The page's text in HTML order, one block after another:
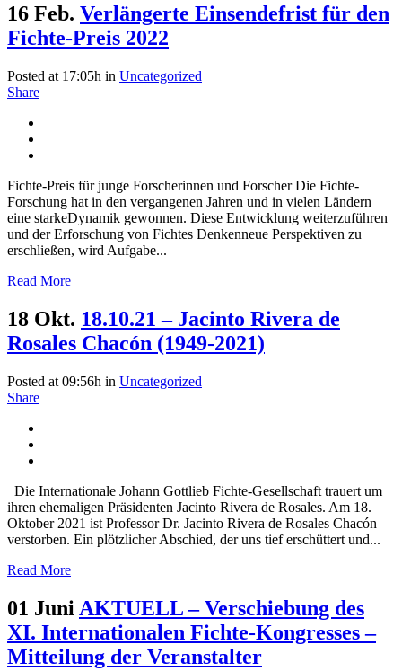
16 Feb. Verlängerte Einsendefrist für den
Fichte-Preis 2022
Posted at 17:05h in Uncategorized
Share
Fichte-Preis für junge Forscherinnen und Forscher Die Fichte-
Forschung hat in den vergangenen Jahren und in vielen Ländern
eine starkeDynamik gewonnen. Diese Entwicklung weiterzuführen
und der Erforschung von Fichtes Denkenneue Perspektiven zu
erschließen, wird Aufgabe...
Read More
18 Okt. 18.10.21 – Jacinto Rivera de
Rosales Chacón (1949-2021)
Posted at 09:56h in Uncategorized
Share
Die Internationale Johann Gottlieb Fichte-Gesellschaft trauert um
ihren ehemaligen Präsidenten Jacinto Rivera de Rosales. Am 18.
Oktober 2021 ist Professor Dr. Jacinto Rivera de Rosales Chacón
verstorben. Ein plötzlicher Abschied, der uns tief erschüttert und...
Read More
01 Juni AKTUELL – Verschiebung des
XI. Internationalen Fichte-Kongresses –
Mitteilung der Veranstalter